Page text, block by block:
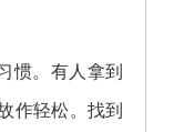
惯。有人拿到
作轻松。找到